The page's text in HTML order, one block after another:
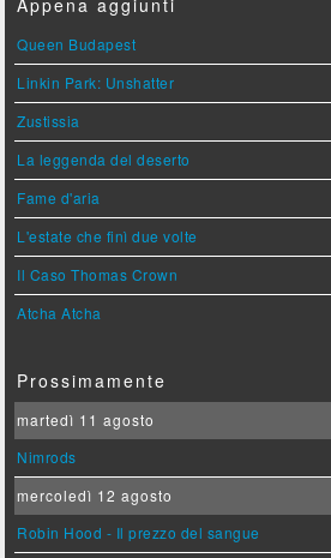
Queen Budapest
Linkin Park: Unshatter
Zustissia
La leggenda del deserto
Fame d'aria
L'estate che finì due volte
Il Caso Thomas Crown
Atcha Atcha
Prossimamente
martedì 11 agosto
Nimrods
mercoledì 12 agosto
Robin Hood - Il prezzo del sangue